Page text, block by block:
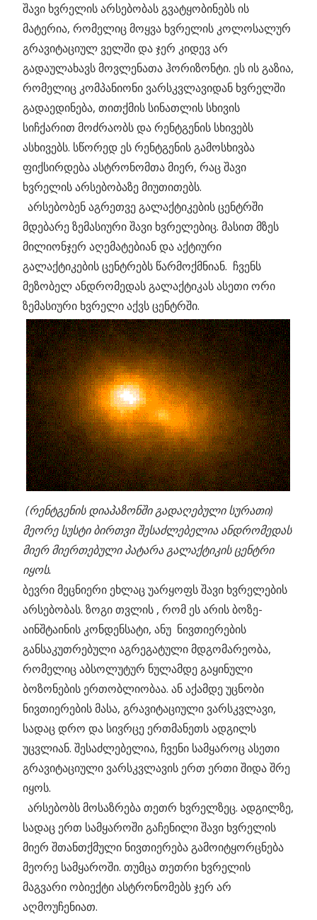
შავი ხვრელის არსებობას გვატყობინებს ის
მატერია, რომელიც მოყვა ხვრელის კოლოსალურ
გრავიტაციულ ველში და ჯერ კიდევ არ
გადაულახავს მოვლენათა ჰორიზონტი. ეს ის გაზია,
რომელიც კომპანიონი ვარსკვლავიდან ხვრელში
გადაედინება, თითქმის სინათლის სხივის
სიჩქარით მოძრაობს და რენტგენის სხივებს
ასხივებს. სწორედ ეს რენტგენის გამოსხივბა
ფიქსირდება ასტრონომთა მიერ, რაც შავი
ხვრელის არსებობაზე მიუთითებს.
არსებობენ აგრეთვე გალაქტიკების ცენტრში
მდებარე ზემასიური შავი ხვრელებიც. მასით მზეს
მილიონჯერ აღემატებიან და აქტიური
გალაქტიკების ცენტრებს წარმოქმნიან. ჩვენს
მეზობელ ანდრომედას გალაქტიკას ასეთი ორი
ზემასიური ხვრელი აქვს ცენტრში.
(რენტგენის დიაპაზონში გადაღებული სურათი)
მეორე სუსტი ბირთვი შესაძლებელია ანდრომედას
მიერ მიერთებული პატარა გალაქტიკის ცენტრი
იყოს.
ბევრი მეცნიერი ეხლაც უარყოფს შავი ხვრელების
არსებობას. ზოგი თვლის , რომ ეს არის ბოზე-
აინშტაინის კონდენსატი, ანუ ნივთიერების
განსაკუთრებული აგრეგატული მდგომარეობა,
რომელიც აბსოლუტურ ნულამდე გაყინული
ბოზონების ერთობლიობაა. ან აქამდე უცნობი
ნივთიერების მასა, გრავიტაციული ვარსკვლავი,
სადაც დრო და სივრცე ერთმანეთს ადგილს
უცვლიან. შესაძლებელია, ჩვენი სამყაროც ასეთი
გრავიტაციული ვარსკვლავის ერთ ერთი შიდა შრე
იყოს.
არსებობს მოსაზრება თეთრ ხვრელზეც. ადგილზე,
სადაც ერთ სამყაროში გაჩენილი შავი ხვრელის
მიერ შთანთქმული ნივთიერება გამოიტყორცნება
მეორე სამყაროში. თუმცა თეთრი ხვრელის
მაგვარი ობიექტი ასტრონომებს ჯერ არ
აღმოუჩენიათ.